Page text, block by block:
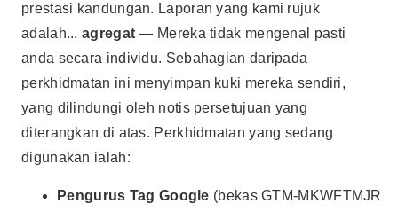
prestasi kandungan. Laporan yang kami rujuk
adalah... agregat — Mereka tidak mengenal pasti
anda secara individu. Sebahagian daripada
perkhidmatan ini menyimpan kuki mereka sendiri,
yang dilindungi oleh notis persetujuan yang
diterangkan di atas. Perkhidmatan yang sedang
digunakan ialah:
Pengurus Tag Google (bekas GTM-MKWFTMJR